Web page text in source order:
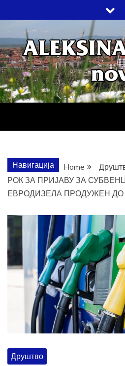
to
content
ДРУШТВО,
СПОРТ,
Навигација Home
РОК ЗА ПРИЈАВУ ЗА
ЕВРОДИЗЕЛА ПРОДУЖЕН ДО
Друштво